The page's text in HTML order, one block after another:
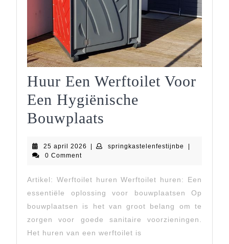
Huur Een Werftoilet Voor
Een Hygiënische
Bouwplaats
Werftoilet
Voor
Een
Hygiënische
Bouwplaats
25 april 2026 25
springkastelenfestijnbe
0 Comment
Artikel: Werftoilet huren Werftoilet huren: Een
essentiële oplossing voor bouwplaatsen Op
bouwplaatsen is het van groot belang om te
zorgen voor goede sanitaire voorzieningen.
Het huren van een werftoilet is